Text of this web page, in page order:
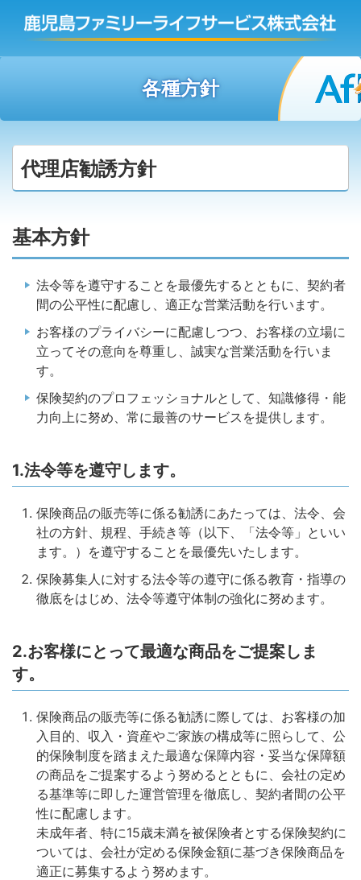
各種方針
代理店勧誘方針
基本方針
法令等を遵守することを最優先するとともに、契約者
間の公平性に配慮し、適正な営業活動を行います。
お客様のプライバシーに配慮しつつ、お客様の立場に
立ってその意向を尊重し、誠実な営業活動を行いま
す。
保険契約のプロフェッショナルとして、知識修得・能
力向上に努め、常に最善のサービスを提供します。
1.法令等を遵守します。
保険商品の販売等に係る勧誘にあたっては、法令、会
社の方針、規程、手続き等（以下、「法令等」といい
ます。）を遵守することを最優先いたします。
保険募集人に対する法令等の遵守に係る教育・指導の
徹底をはじめ、法令等遵守体制の強化に努めます。
2.お客様にとって最適な商品をご提案しま
す。
保険商品の販売等に係る勧誘に際しては、お客様の加
入目的、収入・資産やご家族の構成等に照らして、公
的保険制度を踏まえた最適な保障内容・妥当な保障額
の商品をご提案するよう努めるとともに、会社の定め
る基準等に即した運営管理を徹底し、契約者間の公平
性に配慮します。
未成年者、特に15歳未満を被保険者とする保険契約に
ついては、会社が定める保険金額に基づき保険商品を
適正に募集するよう努めます。